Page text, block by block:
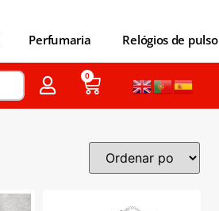
Perfumaria Relógios de pulso
0